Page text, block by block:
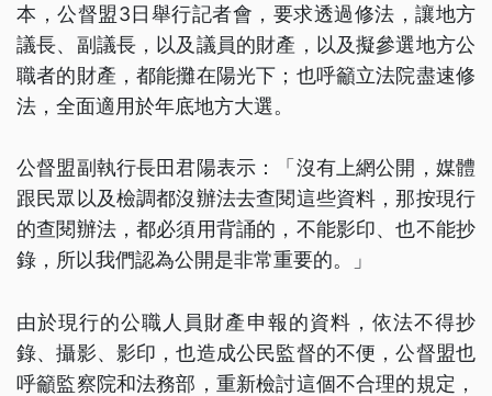
本，公督盟3日舉行記者會，要求透過修法，讓地方
議長、副議長，以及議員的財產，以及擬參選地方公
職者的財產，都能攤在陽光下；也呼籲立法院盡速修
法，全面適用於年底地方大選。
公督盟副執行長田君陽表示：「沒有上網公開，媒體
跟民眾以及檢調都沒辦法去查閱這些資料，那按現行
的查閱辦法，都必須用背誦的，不能影印、也不能抄
錄，所以我們認為公開是非常重要的。」
由於現行的公職人員財產申報的資料，依法不得抄
錄、攝影、影印，也造成公民監督的不便，公督盟也
呼籲監察院和法務部，重新檢討這個不合理的規定，